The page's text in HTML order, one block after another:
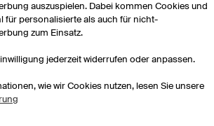
Knight
auszuspielen. Dabei kommen Cookies und
für personalisierte als auch für nicht-
zum Einsatz.
jederzeit widerrufen oder anpassen.
wie wir Cookies nutzen, lesen Sie unsere